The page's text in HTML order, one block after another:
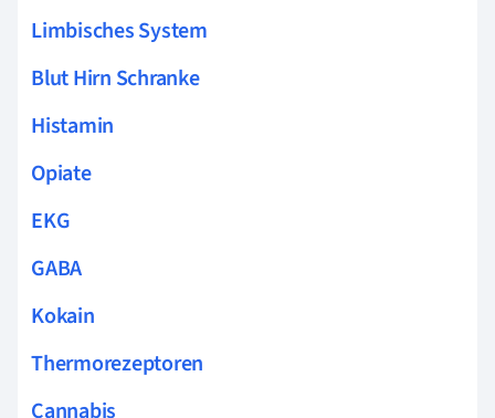
Limbisches System
Blut Hirn Schranke
Histamin
Opiate
EKG
GABA
Kokain
Thermorezeptoren
Cannabis